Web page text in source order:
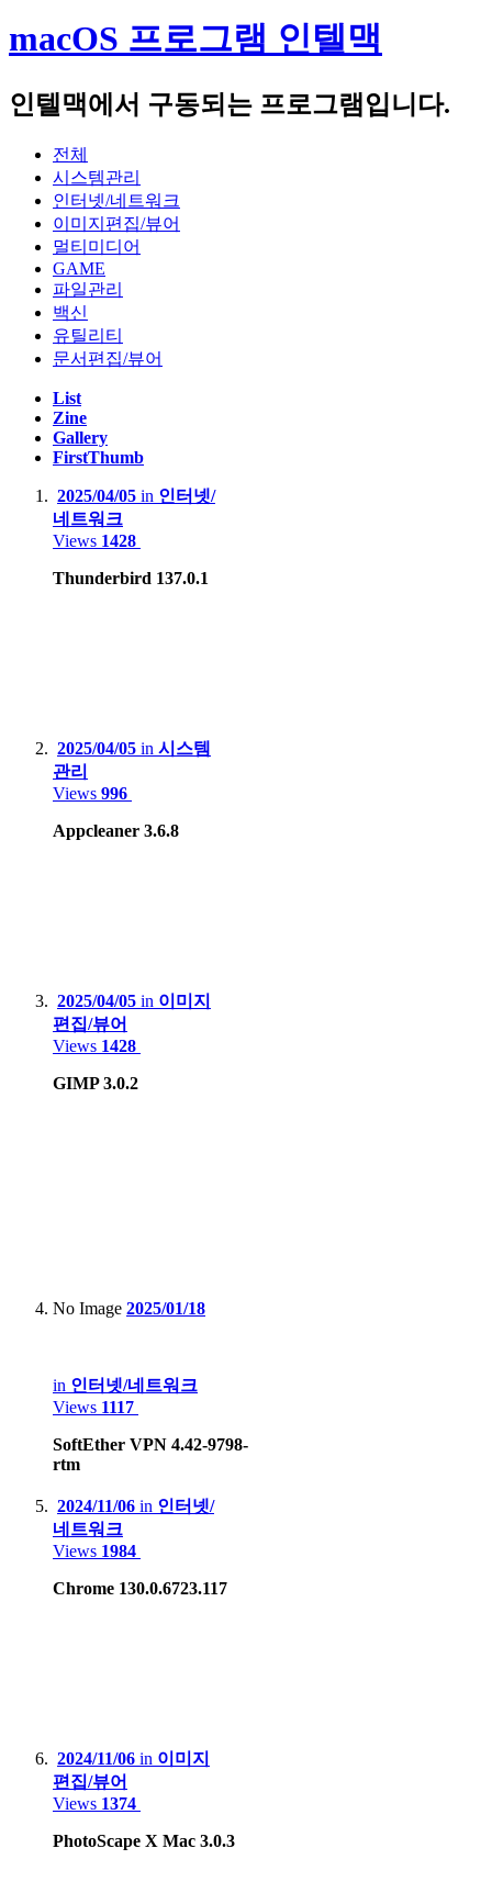
Beelink SER 7 (AMD Ryzen 7840HS)
Firebat S1(Intel N100)
Acer Swift 14 AI 2024(Qualcomm SnapDragon X Plus X1P4200)
Apple Macbook Air 2022 (M2, A2681)
Lenovo LEGION 5 Pro 16ACH R7 STORM (AMD R7-5800H,
NVIDIA RTX3060 laptop)
Lenovo Thinkpad T420s(Intel i5-2540M)
Apple Macbook Air 2011 Mid( i5-2467M, A1370)
Server :
Dell PowerEdge R420(Intel XEON E5-2407)
Dell PowerEdge R710(Intel XEON E5620 x2, 32GB)
HP Proliant Microserver Gen8(Intel XEON E3-1230V2)
Smartphone:
Motorola Edge 20 pro
Apple iPhone 12
Apple iPhone 5
Huawei X3, Nova Smart
Blackberry 9790
Lenovo Xiaoxin 2022
Game Console :
Sony PSP, PS3, PS4 Pro, PS5
Microsoft Xbox 360, Xbox One X
Nintendo DS Lite, 3DS XL, Switch Lite, Switch
HardKernel Odrid Go Advance Black Edition
macOS 프로그램 인텔맥
인텔맥에서 구동되는 프로그램입니다.
전체
시스템관리
인터넷/네트워크
이미지편집/뷰어
멀티미디어
GAME
파일관리
백신
유틸리티
문서편집/뷰어
List
Zine
Gallery
FirstThumb
2025/04/05 in 인터넷/
네트워크
Views 1428
Thunderbird 137.0.1
2025/04/05 in 시스템
관리
Views 996
Appcleaner 3.6.8
2025/04/05 in 이미지
편집/뷰어
Views 1428
GIMP 3.0.2
No Image 2025/01/18
in 인터넷/네트워크
Views 1117
SoftEther VPN 4.42-9798-
rtm
2024/11/06 in 인터넷/
네트워크
Views 1984
Chrome 130.0.6723.117
2024/11/06 in 이미지
편집/뷰어
Views 1374
PhotoScape X Mac 3.0.3